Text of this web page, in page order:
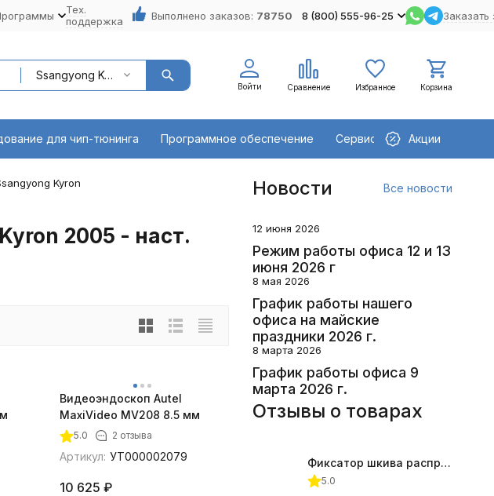
Тех.
поддержка
Выполнено заказов: 78750 8 (800) 555-96-25 Заказать
Ssangyong Kyron 2005 - наст. время
Войти Сравнение Избранное Корзина
для чип-тюнинга Программное обеспечение Сервисное оборудование
Акции
Kyron
2005 - наст.
Видеоэндоскоп Autel
MaxiVideo MV208 8.5 мм
5.0 2 отзыва
Артикул: УТ000002079
10 625 ₽
Новости Все новости
12 июня 2026
Режим работы офиса 12 и 13
июня 2026 г
8 мая 2026
График работы нашего
офиса на майские
праздники 2026 г.
8 марта 2026
График работы офиса 9
марта 2026 г.
Отзывы о товарах
Фиксатор шкива распредвала (Subaru) JTC-4409
5.0